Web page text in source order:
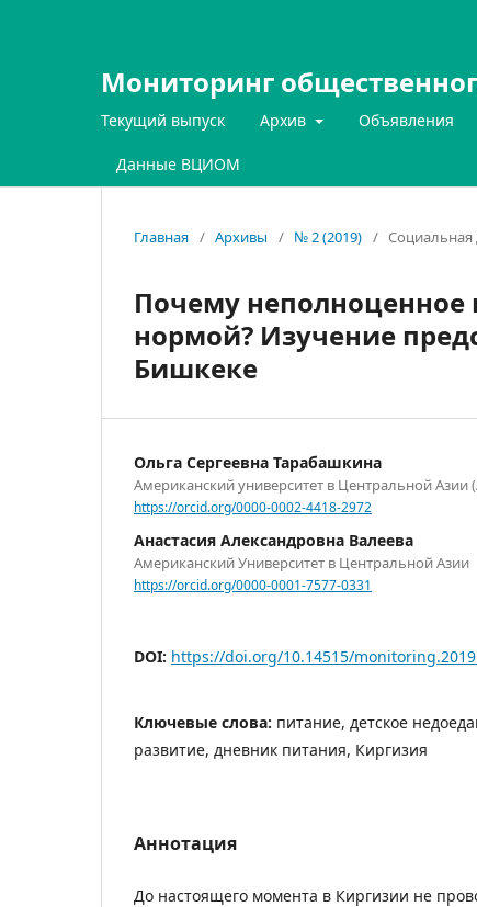
Мониторинг
Текущий выпуск Архив Объявления
Данные ВЦИОМ
Главная / Архивы / № 2 (2019) / Социальная
Почему неполноценное
нормой? Изучение
Бишкеке
Ольга Сергеевна Тарабашкина
Американский университет в Центральной Азии
https://orcid.org/0000-0002-4418-2972
Анастасия Александровна Валеева
Американский Университет в Центральной Азии
https://orcid.org/0000-0001-7577-0331
DOI: https://doi.org/10.14515/
Ключевые слова: питание, детское
развитие, дневник питания, Киргизия
Аннотация
До настоящего момента в Киргизии не